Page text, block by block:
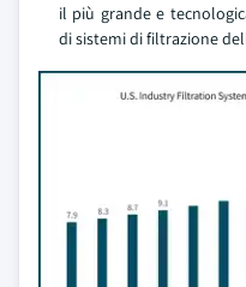
il più grande e
di sistemi di filtrazione